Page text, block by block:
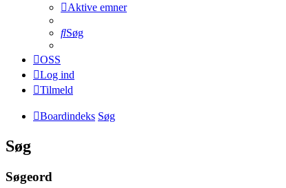
Aktive emner
Søg
OSS
Log ind
Tilmeld
Boardindeks Søg
Søg
Søgeord